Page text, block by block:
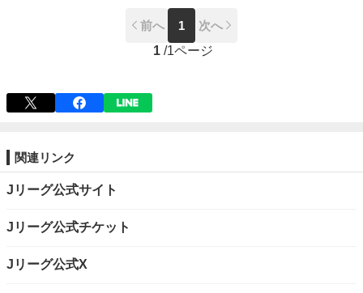
前へ 1
次へ
1 /1ページ
関連リンク
Jリーグ公式サイト
Jリーグ公式チケット​
Jリーグ公式X